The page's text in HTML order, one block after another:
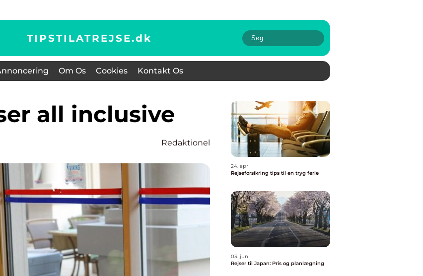
TIPSTILATREJSE.dk
Om Os Cookies Kontakt Os
all inclusive
Redaktionel
24. apr
Rejseforsikring tips til en tryg ferie
03. jun
Rejser til Japan: Pris og planlægning